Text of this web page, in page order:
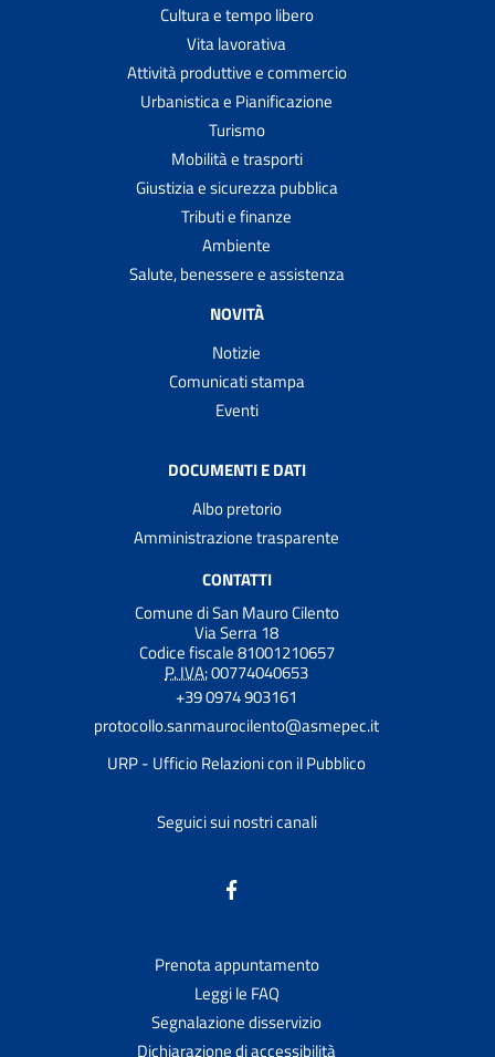
Cultura e tempo libero
Vita lavorativa
Attività produttive e commercio
Urbanistica e Pianificazione
Turismo
Mobilità e trasporti
Giustizia e sicurezza pubblica
Tributi e finanze
Ambiente
Salute, benessere e assistenza
NOVITÀ
Notizie
Comunicati stampa
Eventi
DOCUMENTI E DATI
Albo pretorio
Amministrazione trasparente
CONTATTI
Comune di San Mauro Cilento
Via Serra 18
Codice fiscale 81001210657
P. IVA:00774040653
+39 0974 903161
protocollo.sanmaurocilento@asmepec.it
URP - Ufficio Relazioni con il Pubblico
Seguici sui nostri canali
Prenota appuntamento
Leggi le FAQ
Segnalazione disservizio
Dichiarazione di accessibilità